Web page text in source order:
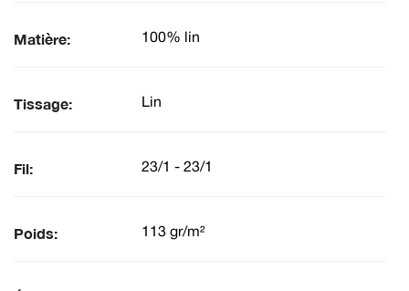
Matière: 100% lin
Tissage: Lin
Fil: 23/1 - 23/1
Poids: 113 gr/m²